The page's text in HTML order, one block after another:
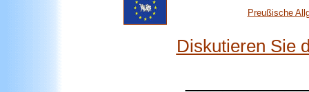
Preußische
Diskutieren Sie